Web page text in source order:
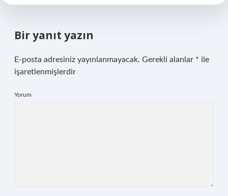
Bir yanıt yazın
E-posta adresiniz yayınlanmayacak. Gerekli alanlar * ile
işaretlenmişlerdir
Yorum